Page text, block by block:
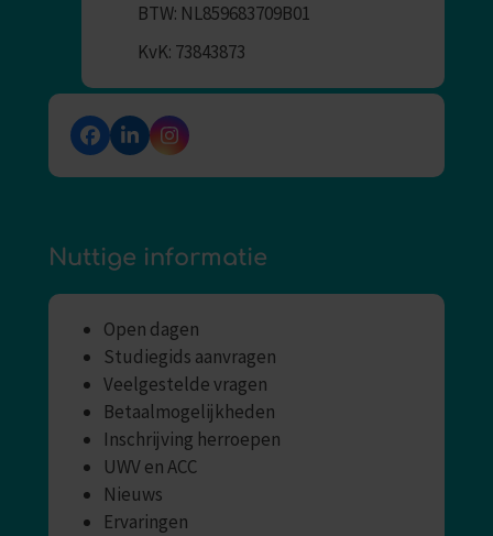
BTW: NL859683709B01
KvK: 73843873
Facebook
LinkedInInstagram
Nuttige informatie
Open dagen
Studiegids aanvragen
Veelgestelde vragen
Betaalmogelijkheden
Inschrijving herroepen
UWV en ACC
Nieuws
Ervaringen